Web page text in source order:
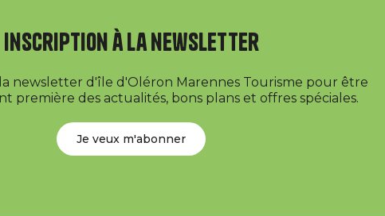
Inscription à la newsletter
newsletter d'île d'Oléron Marennes Tourisme pour être
première des actualités, bons plans et offres spéciales.
Je veux m'abonner